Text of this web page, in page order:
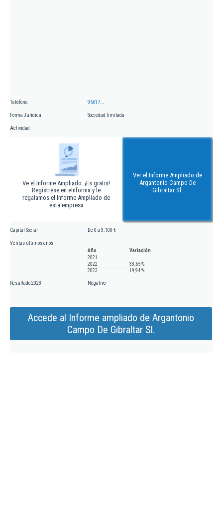
Teléfono 95617...
Forma Jurídica Sociedad limitada
Actividad
Ve el Informe Ampliado. ¡Es gratis!
Regístrese en eInforma y le
regalamos el Informe Ampliado de
esta empresa
Ver el Informe Ampliado de
Argantonio Campo De
Gibraltar Sl.
Capital Social De 0 a 3.100 €
Ventas últimos años
Año
Variación
2021
2022
33,65 %
2023
19,94 %
Resultado 2023 Negativo
Accede al Informe ampliado de Argantonio
Campo De Gibraltar Sl.